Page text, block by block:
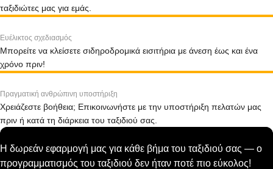
ταξιδιώτες μας για εμάς.
Ευέλικτος σχεδιασμός
Μπορείτε να κλείσετε σιδηροδρομικά εισιτήρια με άνεση έως και ένα
χρόνο πριν!
Πραγματική ανθρώπινη υποστήριξη
Χρειάζεστε βοήθεια; Επικοινωνήστε με την υποστήριξη πελατών μας
πριν ή κατά τη διάρκεια του ταξιδιού σας.
Η δωρεάν εφαρμογή μας για κάθε βήμα του ταξιδιού σας — ο
προγραμματισμός του ταξιδιού δεν ήταν ποτέ πιο εύκολος!